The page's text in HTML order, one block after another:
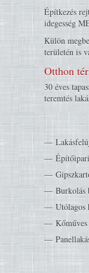
Építkezés
idegesség
Külön
területén is
Otthon
30 éves
teremtés
Burkolás
Utólagos